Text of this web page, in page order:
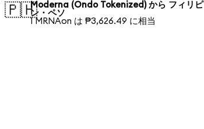
🇵🇭Moderna (Ondo Tokenized) から フィリピ
ン・ペソ
1 MRNAon は ₱3,626.49 に相当